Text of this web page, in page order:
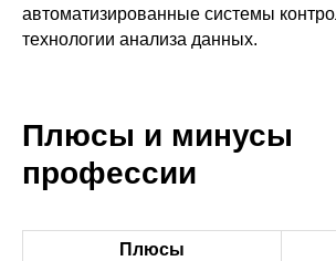
автоматизированные системы
технологии анализа данных.
Плюсы и минусы
профессии
Плюсы